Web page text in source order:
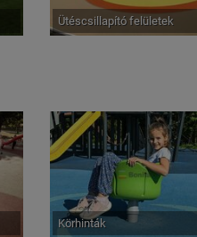
Ütéscsillapító felületek
Körhinták